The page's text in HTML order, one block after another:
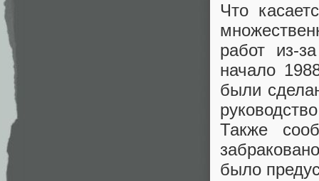
Что
работ из-
начало
были
Также
было